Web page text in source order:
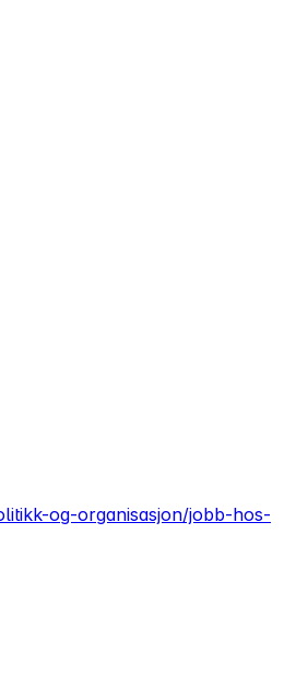
og-organisasjon/jobb-hos-